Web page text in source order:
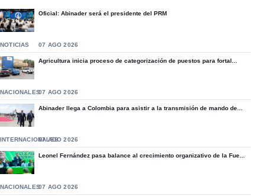
Oficial: Abinader será el presidente del PRM
NOTICIAS 07 AGO 2026
Agricultura inicia proceso de categorización de puestos para fortal...
NACIONALES07 AGO 2026
Abinader llega a Colombia para asistir a la transmisión de mando de...
INTERNACIONALES07 AGO 2026
Leonel Fernández pasa balance al crecimiento organizativo de la Fue...
NACIONALES07 AGO 2026